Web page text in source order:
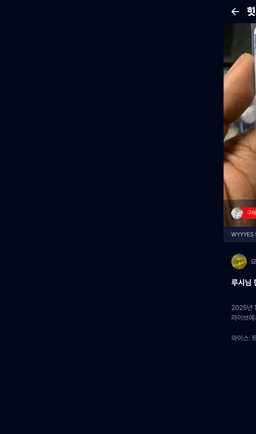
구
WYYYES
루시님
2025년
라이브
와이스: